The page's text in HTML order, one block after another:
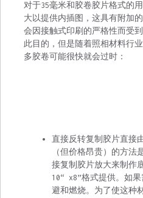
对于35毫米和胶卷胶片格式的
大以提供内插图，这具有附加
会因接触式印刷的严格性而受
此目的，但是随着照相材料行
多胶卷可能很快就会过时：
直接反转复制胶片直接
（但价格昂贵）的方法
接复制胶片放大来制作
10“ x8”格式提供。如
避和燃烧。为了使这种